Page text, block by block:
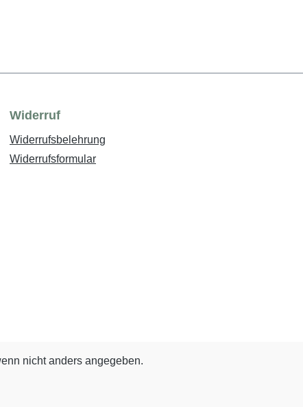
Widerruf
Widerrufsbelehrung
Widerrufsformular
nicht anders angegeben.